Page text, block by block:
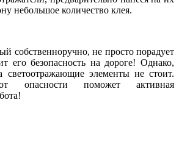
небольшое количество клея.
собственноручно, не просто порадует
его безопасность на дороге! Однако,
светоотражающие элементы не стоит.
опасности поможет активная